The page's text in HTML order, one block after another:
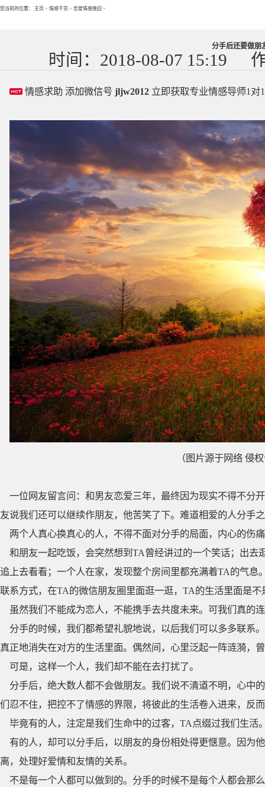
您当前的位置： 主页 > 情感干货 > 恋爱情感挽回 >
分手后还要做朋
时间：2018-08-07 15:19
情感求助 添加微信号 jljw2012 立即获取专业情感导师1对
（图片源于网络 侵
一位网友留言问：和男友恋爱三年，最终因为现实不得不分
友说我们还可以继续作朋友，他苦笑了下。难道相爱的人分手
两个人真心换真心的人，不得不面对分手的局面，内心的伤
和朋友一起吃饭，会突然想到TA曾经讲过的一个笑话；出
追上去看看；一个人在家，发现整个房间里都充满着TA的气
联系方式，在TA的微信朋友圈里面逛一逛，TA的生活里面是
虽然我们不能成为恋人，不能携手去共度未来。可我们真的
分手的时候，我们都希望礼貌地说，以后我们可以多多联系
真正地消失在对方的生活里面。偶然间，心里泛起一阵涟漪，
可是，这样一个人，我们却不能在去打扰了。
分手后，绝大数人都不会做朋友。我们说不清道不明，心中
们忍不住，把控不了情感的界限，将彼此的生活卷入进来，反
毕竟有的人，注定是我们生命中的过客，TA点缀过我们生活
有的人，却可以分手后，以朋友的身份相处得更惬意。因为
离，处理好爱情和友情的关系。
不是每一个人都可以做到的。分手的时候不是每个人都会那